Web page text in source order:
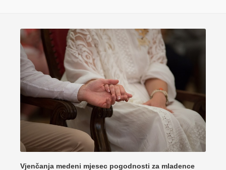
Vjenčanja medeni mjesec pogodnosti za mladence